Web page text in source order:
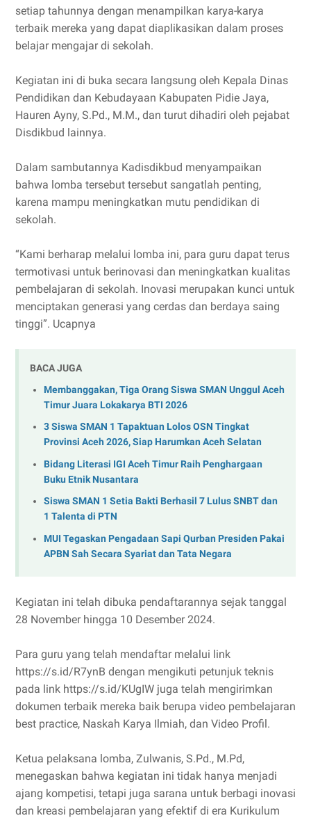
setiap tahunnya dengan menampilkan karya-karya
terbaik mereka yang dapat diaplikasikan dalam proses
belajar mengajar di sekolah.
Kegiatan ini di buka secara langsung oleh Kepala Dinas
Pendidikan dan Kebudayaan Kabupaten Pidie Jaya,
Hauren Ayny, S.Pd., M.M., dan turut dihadiri oleh pejabat
Disdikbud lainnya.
Dalam sambutannya Kadisdikbud menyampaikan
bahwa lomba tersebut tersebut sangatlah penting,
karena mampu meningkatkan mutu pendidikan di
sekolah.
“Kami berharap melalui lomba ini, para guru dapat terus
termotivasi untuk berinovasi dan meningkatkan kualitas
pembelajaran di sekolah. Inovasi merupakan kunci untuk
menciptakan generasi yang cerdas dan berdaya saing
tinggi”. Ucapnya
BACA JUGA
Membanggakan, Tiga Orang Siswa SMAN Unggul Aceh
Timur Juara Lokakarya BTI 2026
3 Siswa SMAN 1 Tapaktuan Lolos OSN Tingkat
Provinsi Aceh 2026, Siap Harumkan Aceh Selatan
Bidang Literasi IGI Aceh Timur Raih Penghargaan
Buku Etnik Nusantara
Siswa SMAN 1 Setia Bakti Berhasil 7 Lulus SNBT dan
1 Talenta di PTN
MUI Tegaskan Pengadaan Sapi Qurban Presiden Pakai
APBN Sah Secara Syariat dan Tata Negara
Kegiatan ini telah dibuka pendaftarannya sejak tanggal
28 November hingga 10 Desember 2024.
Para guru yang telah mendaftar melalui link
https://s.id/R7ynB dengan mengikuti petunjuk teknis
pada link https://s.id/KUgIW juga telah mengirimkan
dokumen terbaik mereka baik berupa video pembelajaran
best practice, Naskah Karya Ilmiah, dan Video Profil.
Ketua pelaksana lomba, Zulwanis, S.Pd., M.Pd,
menegaskan bahwa kegiatan ini tidak hanya menjadi
ajang kompetisi, tetapi juga sarana untuk berbagi inovasi
dan kreasi pembelajaran yang efektif di era Kurikulum